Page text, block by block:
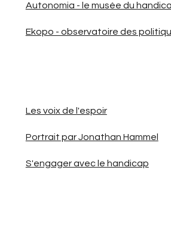
Autonomia - le musée du
Ekopo - observatoire des
Les voix de l'espoir
Portrait par Jonathan Hammel
S'engager avec le handicap